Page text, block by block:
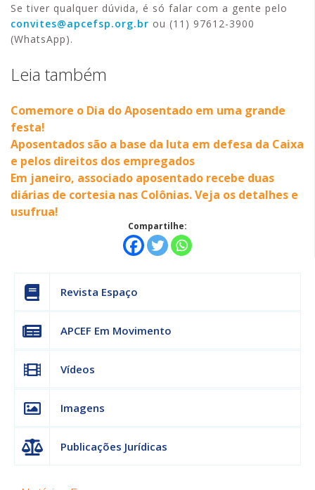
Se tiver qualquer dúvida, é só falar com a gente pelo
convites@apcefsp.org.br ou (11) 97612-3900
(WhatsApp).
Leia também
Comemore o Dia do Aposentado em uma grande
festa!
Aposentados são a base da luta em defesa da Caixa
e pelos direitos dos empregados
Em janeiro, associado aposentado recebe duas
diárias de cortesia nas Colônias. Veja os detalhes e
usufrua!
Compartilhe:
Revista Espaço
APCEF Em Movimento
Vídeos
Imagens
Publicações Jurídicas